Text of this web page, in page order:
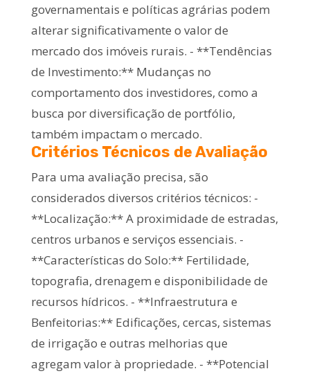
governamentais e políticas agrárias podem
alterar significativamente o valor de
mercado dos imóveis rurais. - **Tendências
de Investimento:** Mudanças no
comportamento dos investidores, como a
busca por diversificação de portfólio,
também impactam o mercado.
Critérios Técnicos de Avaliação
Para uma avaliação precisa, são
considerados diversos critérios técnicos: -
**Localização:** A proximidade de estradas,
centros urbanos e serviços essenciais. -
**Características do Solo:** Fertilidade,
topografia, drenagem e disponibilidade de
recursos hídricos. - **Infraestrutura e
Benfeitorias:** Edificações, cercas, sistemas
de irrigação e outras melhorias que
agregam valor à propriedade. - **Potencial